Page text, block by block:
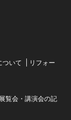
ついて
リフォー
展覧会・講演会の記